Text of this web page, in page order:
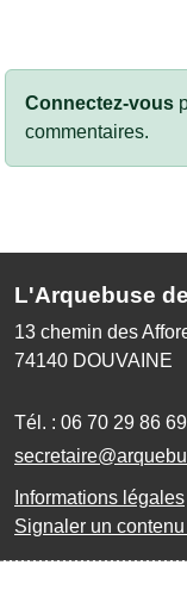
Connectez-vous
commentaires.
L'Arquebuse
13 chemin des
74140 DOUVAINE
Tél. : 06 70 29 86
Informations légales
Signaler un